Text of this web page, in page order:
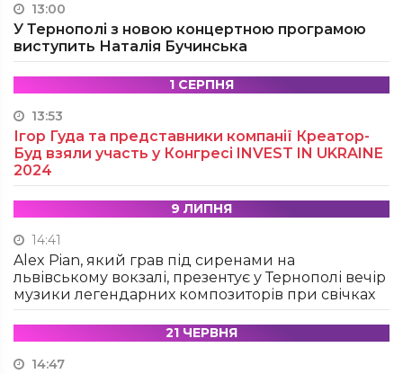
13:00
У Тернополі з новою концертною програмою
виступить Наталія Бучинська
1 СЕРПНЯ
13:53
Ігор Гуда та представники компанії Креатор-
Буд взяли участь у Конгресі INVEST IN UKRAINE
2024
9 ЛИПНЯ
14:41
Alex Pian, який грав під сиренами на
львівському вокзалі, презентує у Тернополі вечір
музики легендарних композиторів при свічках
21 ЧЕРВНЯ
14:47